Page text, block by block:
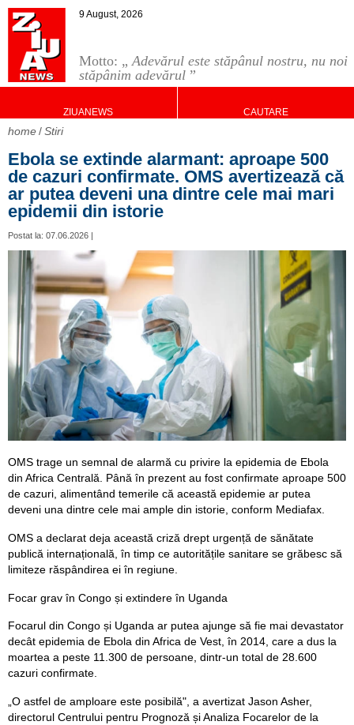
Motto: „Adevărul este stăpânul nostru, nu noi
stăpânim adevărul ”
9 August, 2026
ZIUANEWS CAUTARE
home Stiri
Ebola se extinde alarmant: aproape 500
de cazuri confirmate. OMS avertizează că
ar putea deveni una dintre cele mai mari
epidemii din istorie
Postat la: 07.06.2026 |
OMS trage un semnal de alarmă cu privire la epidemia de Ebola
din Africa Centrală. Până în prezent au fost confirmate aproape 500
de cazuri, alimentând temerile că această epidemie ar putea
deveni una dintre cele mai ample din istorie, conform Mediafax.
OMS a declarat deja această criză drept urgență de sănătate
publică internațională, în timp ce autoritățile sanitare se grăbesc să
limiteze răspândirea ei în regiune.
Focar grav în Congo și extindere în Uganda
Focarul din Congo și Uganda ar putea ajunge să fie mai devastator
decât epidemia de Ebola din Africa de Vest, în 2014, care a dus la
moartea a peste 11.300 de persoane, dintr-un total de 28.600
cazuri confirmate.
„O astfel de amploare este posibilă", a avertizat Jason Asher,
directorul Centrului pentru Prognoză și Analiza Focarelor de la